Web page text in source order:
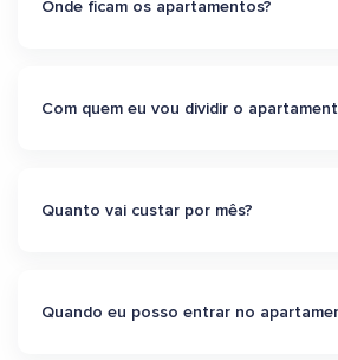
Onde ficam os apartamentos?
Com quem eu vou dividir o
Quanto vai custar por mês?
Quando eu posso entrar no